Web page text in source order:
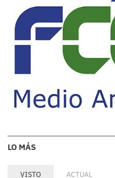
LO MÁS
VISTO ACTUAL